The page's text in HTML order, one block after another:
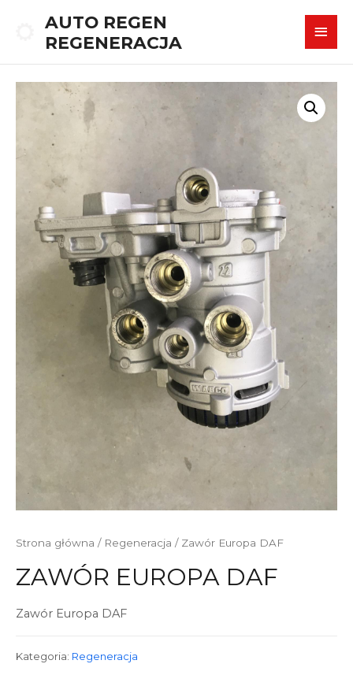
AUTO REGEN
REGENERACJA
Strona główna / Regeneracja / Zawór Europa DAF
ZAWÓR EUROPA DAF
Zawór Europa DAF
Kategoria: Regeneracja